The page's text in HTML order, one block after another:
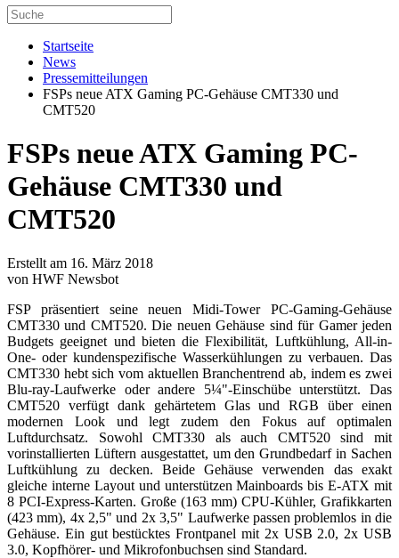
Startseite
News
Pressemitteilungen
FSPs neue ATX Gaming PC-Gehäuse CMT330 und
CMT520
FSPs neue ATX Gaming PC-
Gehäuse CMT330 und
CMT520
Erstellt am 16. März 2018
von HWF Newsbot
FSP präsentiert seine neuen Midi-Tower PC-Gaming-Gehäuse
CMT330 und CMT520. Die neuen Gehäuse sind für Gamer jeden
Budgets geeignet und bieten die Flexibilität, Luftkühlung, All-in-
One- oder kundenspezifische Wasserkühlungen zu verbauen. Das
CMT330 hebt sich vom aktuellen Branchentrend ab, indem es zwei
Blu-ray-Laufwerke oder andere 5¼"-Einschübe unterstützt. Das
CMT520 verfügt dank gehärtetem Glas und RGB über einen
modernen Look und legt zudem den Fokus auf optimalen
Luftdurchsatz. Sowohl CMT330 als auch CMT520 sind mit
vorinstallierten Lüftern ausgestattet, um den Grundbedarf in Sachen
Luftkühlung zu decken. Beide Gehäuse verwenden das exakt
gleiche interne Layout und unterstützen Mainboards bis E-ATX mit
8 PCI-Express-Karten. Große (163 mm) CPU-Kühler, Grafikkarten
(423 mm), 4x 2,5" und 2x 3,5" Laufwerke passen problemlos in die
Gehäuse. Ein gut bestücktes Frontpanel mit 2x USB 2.0, 2x USB
3.0, Kopfhörer- und Mikrofonbuchsen sind Standard.